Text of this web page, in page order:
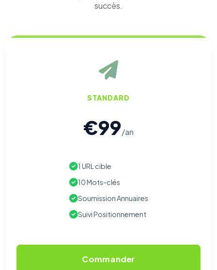
succès.
STANDARD
€99/an
1 URL cible
10 Mots-clés
Soumission Annuaires
Suivi Positionnement
Commander